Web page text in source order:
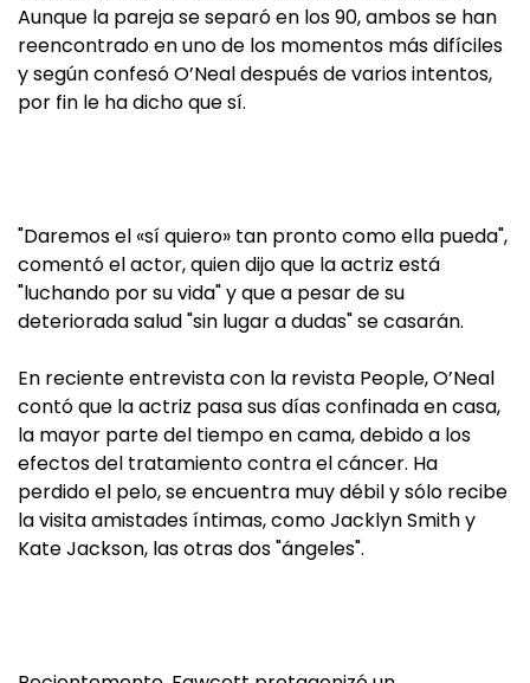
Aunque la pareja se separó en los 90, ambos se han
reencontrado en uno de los momentos más difíciles
y según confesó O’Neal después de varios intentos,
por fin le ha dicho que sí.
"Daremos el «sí quiero» tan pronto como ella pueda",
comentó el actor, quien dijo que la actriz está
"luchando por su vida" y que a pesar de su
deteriorada salud "sin lugar a dudas" se casarán.
En reciente entrevista con la revista People, O’Neal
contó que la actriz pasa sus días confinada en casa,
la mayor parte del tiempo en cama, debido a los
efectos del tratamiento contra el cáncer. Ha
perdido el pelo, se encuentra muy débil y sólo recibe
la visita amistades íntimas, como Jacklyn Smith y
Kate Jackson, las otras dos "ángeles".